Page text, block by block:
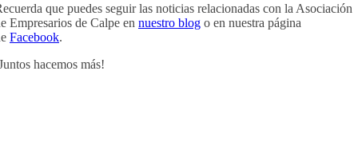
que puedes seguir las noticias relacionadas con la Asociación
Empresarios de Calpe en nuestro blog o en nuestra página
Facebook.
hacemos más!